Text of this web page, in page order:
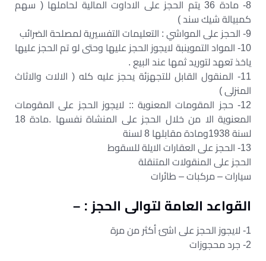
8- مادة 36 يتم الحجز على الاداوت المالية لحاملها ( سهم
كمبيالة شيك سند )
9- الحجز على المواشي : التعليمات التفسيرية لمصلحة الضرائب
10- المواد التموينبة لايجوز الحجز عليها وحتى لو تم الحجز عليها
ياخذ تعهد لتوريد ثمها عند البيع .
11- المنقول القابل للتجهزئة يحجز عليه كله ( الالات والاثاث
المنزلى )
12- حجز المقومات المعنوية :: لايجوز الحجز على المقومات
المعنوية الا من خلال الحجز على المنشاة نفسها .مادة 18
لسنة 1938ومادة مقابلها 8 لسنة
13- الحجز على العقارات الايلة للسقوط
الحجز على المنقولات المتنقلة
سيارات – مركبات – طائرات
القواعد العامة لتوالى الحجز : –
1- لايجوز الحجز على اشئ أكثر من مرة
2- جرد محجوزات